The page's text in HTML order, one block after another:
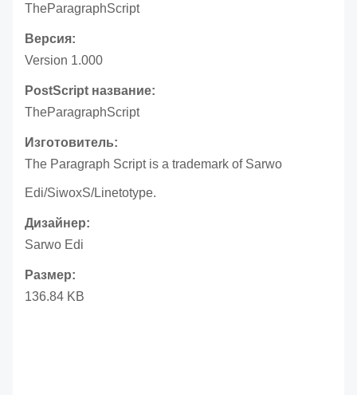
TheParagraphScript
Версия:
Version 1.000
PostScript название:
TheParagraphScript
Изготовитель:
The Paragraph Script is a trademark of Sarwo
Edi/SiwoxS/Linetotype.
Дизайнер:
Sarwo Edi
Размер:
136.84 KB